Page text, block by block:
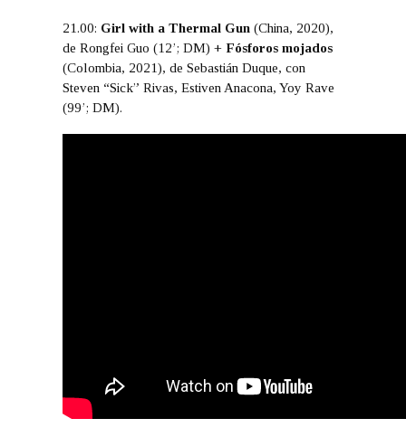
21.00: Girl with a Thermal Gun (China, 2020),
de Rongfei Guo (12’; DM) + Fósforos mojados
(Colombia, 2021), de Sebastián Duque, con
Steven “Sick” Rivas, Estiven Anacona, Yoy Rave
(99’; DM).